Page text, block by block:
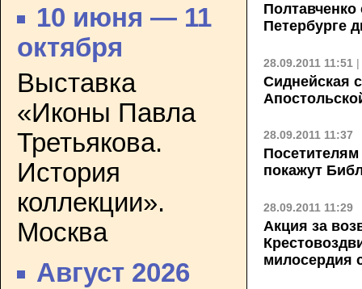
10 июня — 11
октября
Выставка
«Иконы Павла
Третьякова.
История
коллекции».
Москва
Август 2026
Полтавченко
Петербурге
28.09.2011 11:51 |
Сиднейская
28.09.2011 11:37
покажут
28.09.2011 11:29
Акция за
милосердия